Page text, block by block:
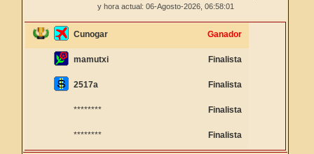
y hora actual: 06-Agosto-2026, 06:58:01
Cunogar Ganador
mamutxi Finalista
2517a Finalista
******** Finalista
******** Finalista